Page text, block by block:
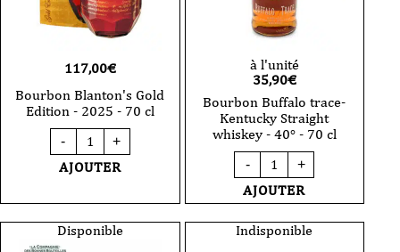
117,00€
Bourbon Blanton's Gold
Edition - 2025 - 70 cl
-
quantité
de
Bourbon
Blanton's
Edition
-
2025
+
AJOUTER
à l'unité
35,90€
Bourbon Buffalo trace-
Kentucky Straight
whiskey - 40° - 70 cl
-
quantité
de
Bourbon
Buffalo
Kentucky
Straight
+
AJOUTER
Disponible Indisponible